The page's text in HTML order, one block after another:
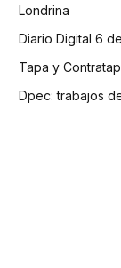
Londrina
Diario Digital 6
Tapa y
Dpec: trabajos